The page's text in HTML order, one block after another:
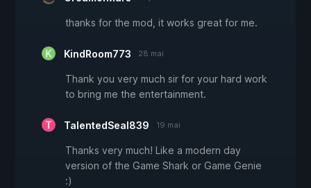
thanks for the mod, it works great for me.
KindRoom773 28 mai
Thank you very much sir for your hard work
to bring me the entertainment.
TalentedSeal839 19 mai
Thanks very much! Like a modern day
version of the Game Shark or Game Genie
:)